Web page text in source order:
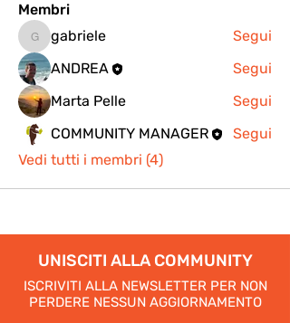
Membri
gabriele
gabriele
Segui
ANDREA
Segui
Marta Pelle
Segui
COMMUNITY MANAGER
Segui
Vedi tutti i membri (4)
UNISCITI ALLA COMMUNITY
ISCRIVITI ALLA NEWSLETTER PER NON
PERDERE NESSUN AGGIORNAMENTO